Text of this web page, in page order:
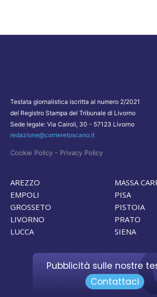
Testata giornalistica iscritta al numero 2/2021
del Registro Stampa del Tribunale di Livorno
Sede legale: Via Cairoli, 30 - 57123 Livorno
redazione@corrieretoscano.it
Cookie Policy - Privacy Policy
AREZZO
EMPOLI
GROSSETO
LIVORNO
LUCCA
MASSA
PISA
PISTOIA
PRATO
SIENA
Pubblicità sulle nostre
Contattaci